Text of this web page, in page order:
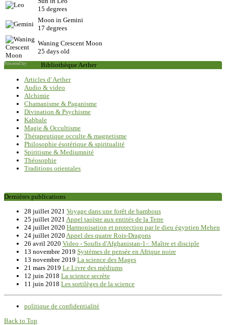
15 degrees
Moon in Gemini
17 degrees
Waning Crescent Moon
25 days old
Powered by
Bibliothèque Aether
Articles d' Aether
Audio & video
Alchimie
Chamanisme & Paganisme
Divination & Psychisme
Kabbale
Magie & Occultisme
Thérapeutique occulte & magnetisme
Philosophie ésotérique & spiritualité
Spiritisme & Mediumnité
Théosophie
Traditions orientales
Dernières publications
28 juillet 2021 Voyage dans une forêt de bambous
25 juillet 2021 Appel taoïste aux entités de la Terre
24 juillet 2020 Harmonisation et protection par le dieu égyptien Mehen
24 juillet 2020 Appel des quatre Rois-Dragons
26 avril 2020 Video - Soufis d'Afghanistan-1-: Maître et disciple
13 novembre 2019 Systèmes de pensée en Afrique noire
13 novembre 2019 La science des Mages
21 mars 2019 Le Livre des médiums
12 juin 2018 La science secrète
11 juin 2018 Les sortilèges de la science
politique de confidentialité
Back to Top